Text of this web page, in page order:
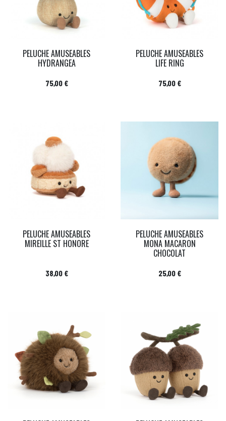
PELUCHE AMUSEABLES
HYDRANGEA
Prix
75,00 €
PELUCHE AMUSEABLES
LIFE RING
Prix
75,00 €
PELUCHE AMUSEABLES
MIREILLE ST HONORE
Prix
38,00 €
PELUCHE AMUSEABLES
MONA MACARON
CHOCOLAT
Prix
25,00 €